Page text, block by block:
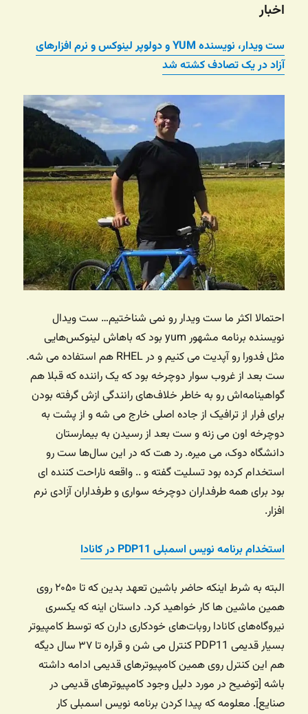
اخبار
ست ویدار، نویسنده YUM و دولوپر لینوکس و نرم افزارهای
آزاد در یک تصادف کشته شد
احتمالا اکثر ما ست ویدار رو نمی شناختیم… ست ویدال
نویسنده برنامه مشهور yum بود که باهاش لینوکس‌هایی
مثل فدورا رو آپدیت می کنیم و در RHEL هم استفاده می شه.
ست بعد از غروب سوار دوچرخه بود که یک راننده که قبلا هم
گواهینامه‌اش رو به خاطر خلاف‌های رانندگی ازش گرفته بودن
برای فرار از ترافیک از جاده اصلی خارج می شه و از پشت به
دوچرخه اون می زنه و ست بعد از رسیدن به بیمارستان
دانشگاه دوک، می میره. رد هت که در این سال‌ها ست رو
استخدام کرده بود تسلیت گفته و .. واقعه ناراحت کننده ای
بود برای همه طرفداران دوچرخه سواری و طرفداران آزادی نرم
افزار.
استخدام برنامه نویس اسمبلی PDP11 در کانادا
البته به شرط اینکه حاضر باشین تعهد بدین که تا ۲۰۵۰ روی
همین ماشین ها کار خواهید کرد. داستان اینه که یکسری
نیروگاه‌های کانادا روبات‌های خودکاری دارن که توسط کامپیوتر
بسیار قدیمی PDP11 کنترل می شن و قراره تا ۳۷ سال دیگه
هم این کنترل روی همین کامپیوترهای قدیمی ادامه داشته
باشه [توضیح در مورد دلیل وجود کامپیوترهای قدیمی در
صنایع]. معلومه که پیدا کردن برنامه نویس اسمبلی کار